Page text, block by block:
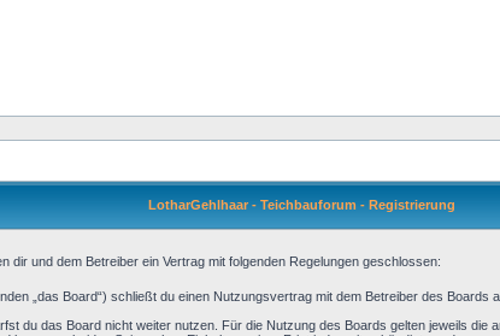
LotharGehlhaar - Teichbauforum - Registrierung
dir und dem Betreiber ein Vertrag mit folgenden Regelungen geschlossen:
„das Board“) schließt du einen Nutzungsvertrag mit dem Betreiber des
du das Board nicht weiter nutzen. Für die Nutzung des Boards gelten jeweils die